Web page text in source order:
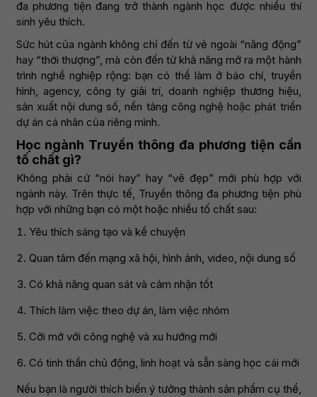
đa phương tiện đang trở thành ngành học được nhiều thí
sinh yêu thích.
Sức hút của ngành không chỉ đến từ vẻ ngoài “năng động”
hay “thời thượng”, mà còn đến từ khả năng mở ra một hành
trình nghề nghiệp rộng: bạn có thể làm ở báo chí, truyền
hình, agency, công ty giải trí, doanh nghiệp thương hiệu,
sản xuất nội dung số, nền tảng công nghệ hoặc phát triển
dự án cá nhân của riêng mình.
Học ngành Truyền thông đa phương tiện cần
tố chất gì?
Không phải cứ “nói hay” hay “vẽ đẹp” mới phù hợp với
ngành này. Trên thực tế, Truyền thông đa phương tiện phù
hợp với những bạn có một hoặc nhiều tố chất sau:
Yêu thích sáng tạo và kể chuyện
Quan tâm đến mạng xã hội, hình ảnh, video, nội dung số
Có khả năng quan sát và cảm nhận tốt
Thích làm việc theo dự án, làm việc nhóm
Cởi mở với công nghệ và xu hướng mới
Có tinh thần chủ động, linh hoạt và sẵn sàng học cái mới
Nếu bạn là người thích biến ý tưởng thành sản phẩm cụ thể,